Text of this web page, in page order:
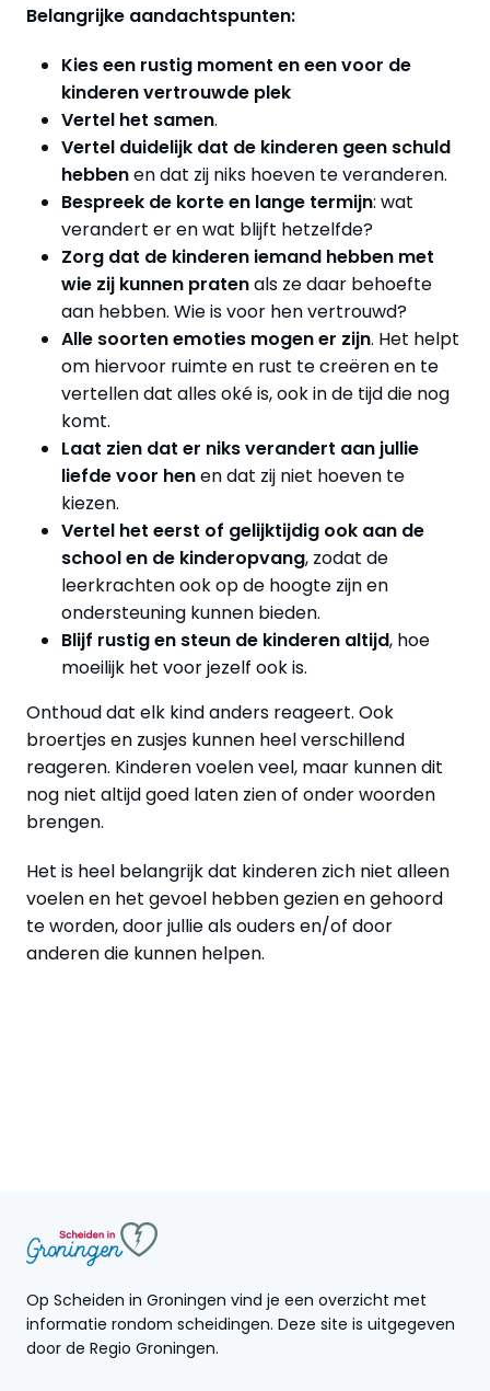
Belangrijke aandachtspunten:
Kies een rustig moment en een voor de
kinderen vertrouwde plek
Vertel het samen.
Vertel duidelijk dat de kinderen geen schuld
hebbenen dat zij niks hoeven te veranderen.
Bespreek de korte en lange termijn: wat
verandert er en wat blijft hetzelfde?
Zorg dat de kinderen iemand hebben met
wie zij kunnen pratenals ze daar behoefte
aan hebben. Wie is voor hen vertrouwd?
Alle soorten emoties mogen er zijn. Het helpt
om hiervoor ruimte en rust te creëren en te
vertellen dat alles oké is, ook in de tijd die nog
komt.
Laat zien dat er niks verandert aan jullie
liefde voor henen dat zij niet hoeven te
kiezen.
Vertel het eerst of gelijktijdig ook aan de
school en de kinderopvang, zodat de
leerkrachten ook op de hoogte zijn en
ondersteuning kunnen bieden.
Blijf rustig en steun de kinderen altijd, hoe
moeilijk het voor jezelf ook is.
Onthoud dat elk kind anders reageert. Ook
broertjes en zusjes kunnen heel verschillend
reageren. Kinderen voelen veel, maar kunnen dit
nog niet altijd goed laten zien of onder woorden
brengen.
Het is heel belangrijk dat kinderen zich niet alleen
voelen en het gevoel hebben gezien en gehoord
te worden, door jullie als ouders en/of door
anderen die kunnen helpen.
Op Scheiden in Groningen vind je een overzicht met
informatie rondom scheidingen. Deze site is uitgegeven
door de Regio Groningen.